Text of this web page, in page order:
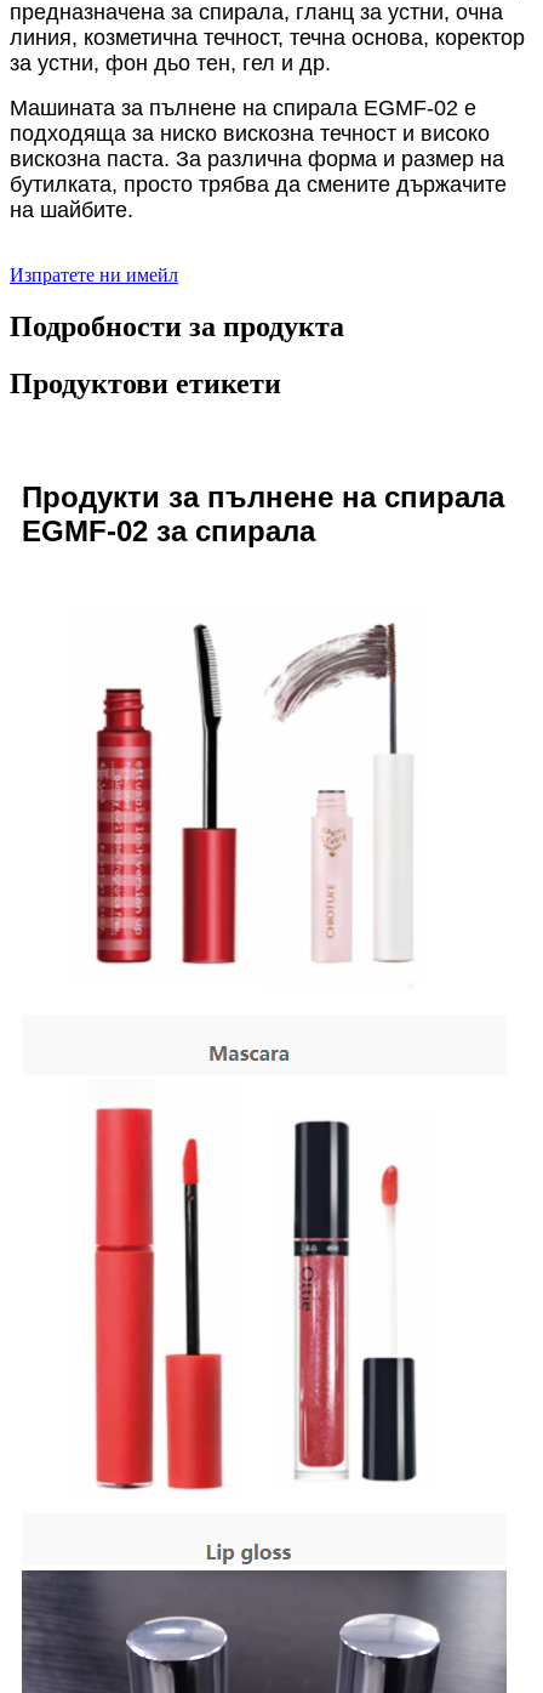
предназначена за спирала, гланц за устни, очна
линия, козметична течност, течна основа, коректор
за устни, фон дьо тен, гел и др.
Машината за пълнене на спирала EGMF-02 е
подходяща за ниско вискозна течност и високо
вискозна паста. За различна форма и размер на
бутилката, просто трябва да смените държачите
на шайбите.
Изпратете ни имейл
Подробности за продукта
Продуктови етикети
Продукти за пълнене на спирала
EGMF-02 за спирала